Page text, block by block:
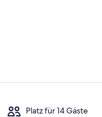
Platz für 14 Gäste